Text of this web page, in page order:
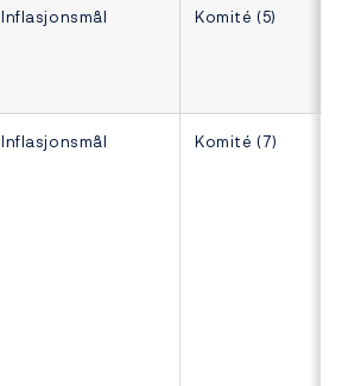
Inflasjonsmål Komité (5)
Inflasjonsmål Komité (7)